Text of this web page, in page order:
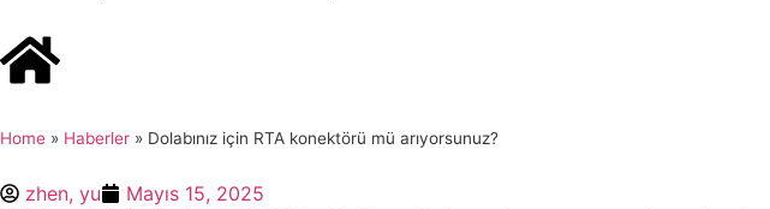
Home » ​Haberler » Dolabınız için RTA konektörü mü arıyorsunuz?
zhen, yu
Mayıs 15, 2025